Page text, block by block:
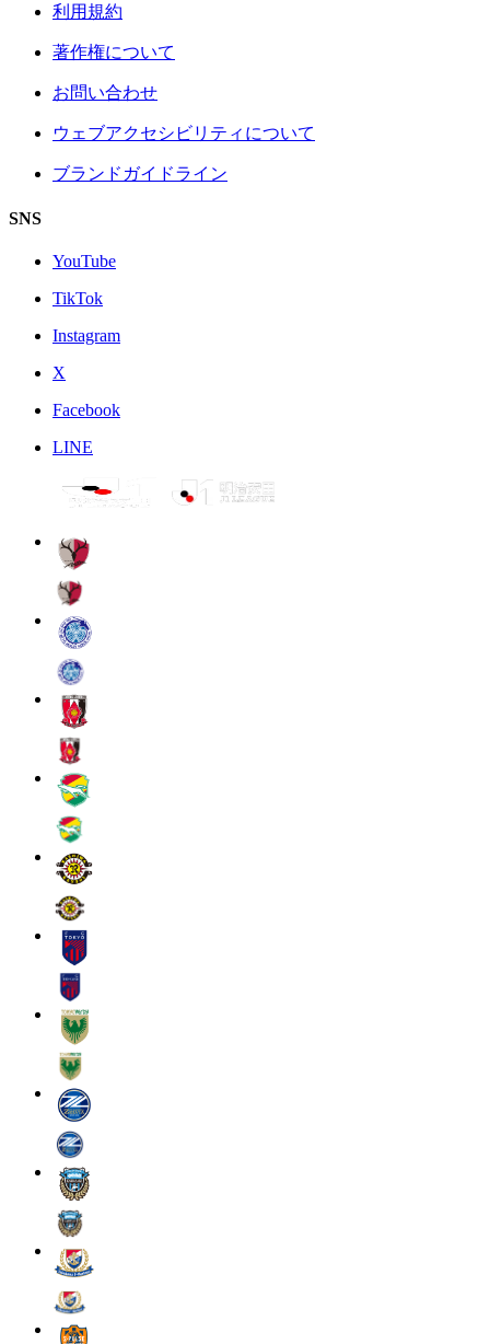
利用規約
著作権について
お問い合わせ
ウェブアクセシビリティについて
ブランドガイドライン
SNS
YouTube
TikTok
Instagram
X
Facebook
LINE